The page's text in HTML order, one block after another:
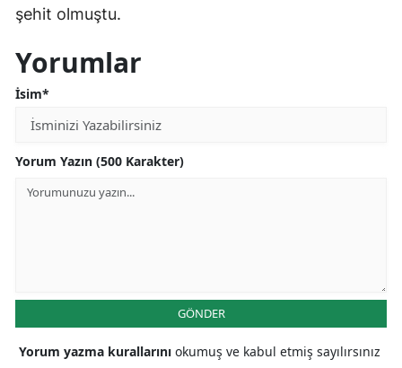
şehit olmuştu.
Yorumlar
İsim*
Yorum Yazın (500 Karakter)
GÖNDER
Yorum yazma kurallarını okumuş ve kabul etmiş sayılırsınız